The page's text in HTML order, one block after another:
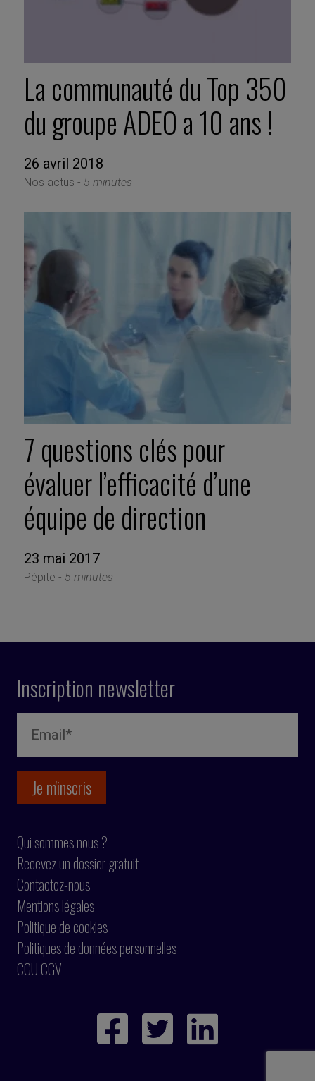
La communauté du Top 350
du groupe ADEO a 10 ans !
26 avril 2018
Nos actus - 5 minutes
7 questions clés pour
évaluer l’efficacité d’une
équipe de direction
23 mai 2017
Pépite - 5 minutes
Inscription newsletter
Qui sommes nous ?
Recevez un dossier gratuit
Contactez-nous
Mentions légales
Politique de cookies
Politiques de données personnelles
CGU CGV